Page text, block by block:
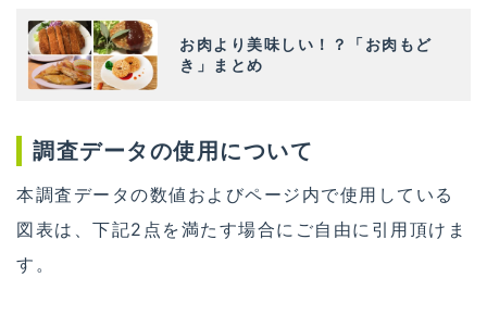
お肉より美味しい！？「お肉もど
き」まとめ
調査データの使用について
本調査データの数値およびページ内で使用している
図表は、下記2点を満たす場合にご自由に引用頂けま
す。